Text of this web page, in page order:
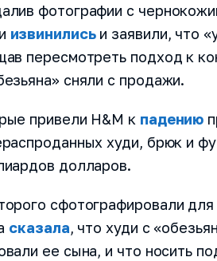
фотографии с
извинилисьи заявили, что
пересмотреть подход к
сняли с продажи.
привели H&M к падению
худи, брюк и
долларов.
сфотографировали для
сказала, что худи с
ее сына, и что носить